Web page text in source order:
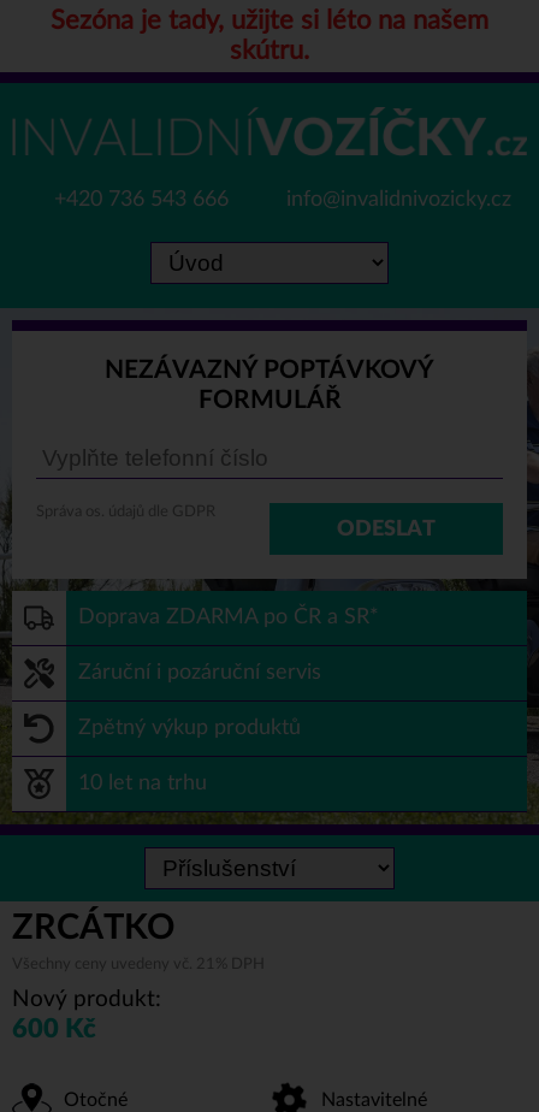
Sezóna je tady, užijte si léto na našem
skútru.
+420 736 543 666 info@invalidnivozicky.cz
NEZÁVAZNÝ POPTÁVKOVÝ
FORMULÁŘ
Správa os. údajů dle GDPR
ODESLAT
Doprava ZDARMA po ČR a SR*
Záruční i pozáruční servis
Zpětný výkup produktů
10 let na trhu
ZRCÁTKO
Všechny ceny uvedeny vč. 21% DPH
Nový produkt:
600 Kč
Otočné Nastavitelné